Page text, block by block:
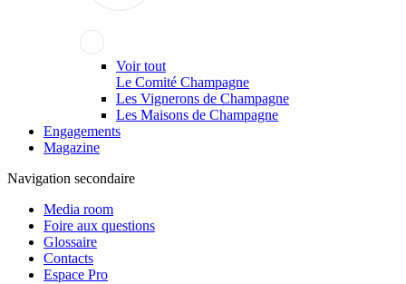
Voir tout
Le Comité Champagne
Les Vignerons de Champagne
Les Maisons de Champagne
Engagements
Magazine
Navigation secondaire
Media room
Foire aux questions
Glossaire
Contacts
Espace Pro